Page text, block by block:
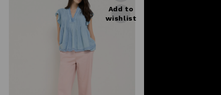
Add to
wishlist